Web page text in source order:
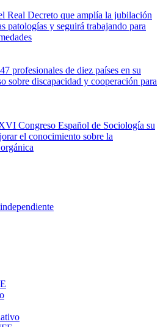
Real Decreto que amplía la jubilación
patologías y seguirá trabajando para
profesionales de diez países en su
sobre discapacidad y cooperación para
Congreso Español de Sociología su
el conocimiento sobre la